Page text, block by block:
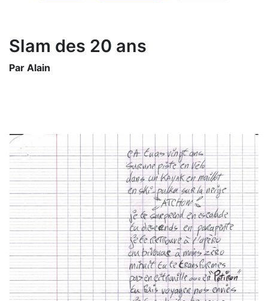
Slam des 20 ans
Par Alain